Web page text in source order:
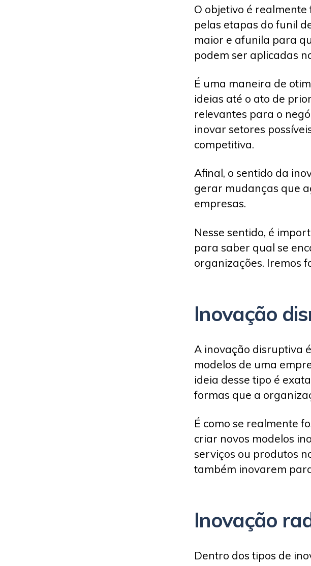
O objetivo é
pelas etapas do funil
maior e afunila para
podem ser aplicadas
É uma maneira de
ideias até o ato de
relevantes para o
inovar setores
competitiva.
Afinal, o sentido da
gerar mudanças que
empresas.
Nesse sentido, é
para saber qual se
organizações. Iremos
Inovação
A inovação disruptiva
modelos de uma
ideia desse tipo é
formas que a
É como se realmente
criar novos modelos
serviços ou produtos
também inovarem
Inovação
Dentro dos tipos de